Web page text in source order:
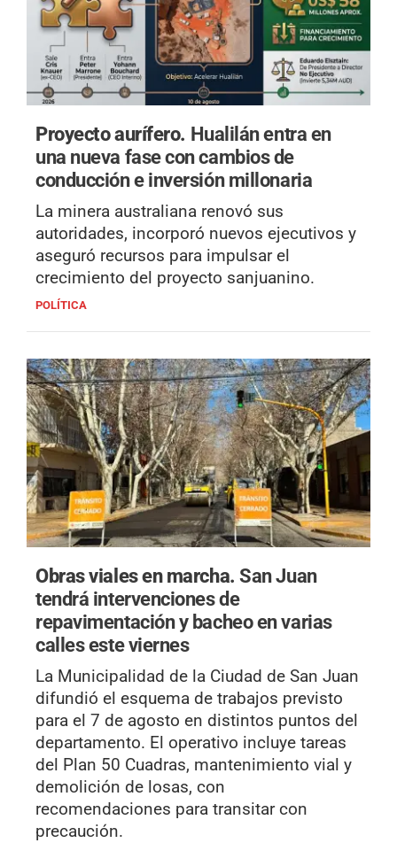
Proyecto aurífero. Hualilán entra en
una nueva fase con cambios de
conducción e inversión millonaria
La minera australiana renovó sus
autoridades, incorporó nuevos ejecutivos y
aseguró recursos para impulsar el
crecimiento del proyecto sanjuanino.
POLÍTICA
Obras viales en marcha.San Juan
tendrá intervenciones de
repavimentación y bacheo en varias
calles este viernes
La Municipalidad de la Ciudad de San Juan
difundió el esquema de trabajos previsto
para el 7 de agosto en distintos puntos del
departamento. El operativo incluye tareas
del Plan 50 Cuadras, mantenimiento vial y
demolición de losas, con
recomendaciones para transitar con
precaución.